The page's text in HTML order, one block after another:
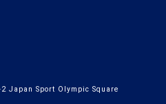
2 Japan Sport Olympic Square